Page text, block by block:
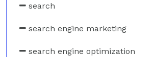
search
search engine marketing
search engine optimization